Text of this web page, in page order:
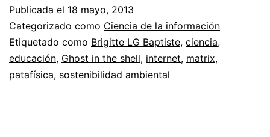
y
la
patafísica
Publicada el 18 mayo, 2013
Categorizado como Ciencia de la información
Etiquetado como Brigitte LG Baptiste, ciencia,
educación, Ghost in the shell, internet, matrix,
patafísica, sostenibilidad ambiental